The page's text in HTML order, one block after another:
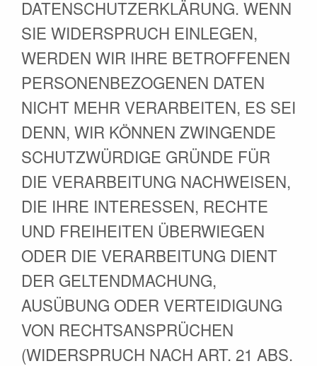
DATENSCHUTZERKLÄRUNG. WENN
SIE WIDERSPRUCH EINLEGEN,
WERDEN WIR IHRE BETROFFENEN
PERSONENBEZOGENEN DATEN
NICHT MEHR VERARBEITEN, ES SEI
DENN, WIR KÖNNEN ZWINGENDE
SCHUTZWÜRDIGE GRÜNDE FÜR
DIE VERARBEITUNG NACHWEISEN,
DIE IHRE INTERESSEN, RECHTE
UND FREIHEITEN ÜBERWIEGEN
ODER DIE VERARBEITUNG DIENT
DER GELTENDMACHUNG,
AUSÜBUNG ODER VERTEIDIGUNG
VON RECHTSANSPRÜCHEN
(WIDERSPRUCH NACH ART. 21 ABS.